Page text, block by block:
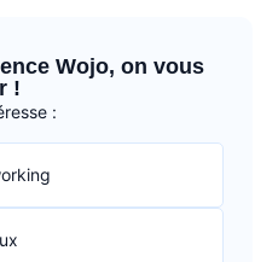
Wojo, on vous
!
: